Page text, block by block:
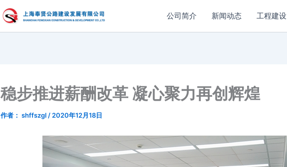
公司简介 新闻动态 工程建设
稳步推进薪酬改革 凝心聚力再创辉煌
作者： shffszgl / 2020年12月18日